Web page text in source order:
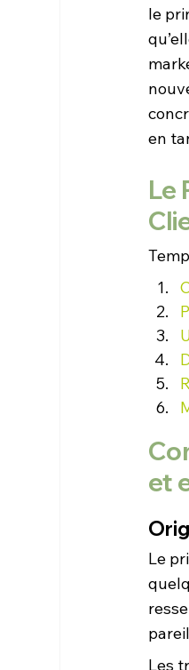
le
en
Le
et
Le
Les